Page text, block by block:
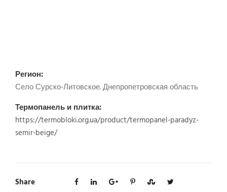
Регион:
Село Сурско-Литовское. Днепропетровская область
Термопанель и плитка:
https://termobloki.org.ua/product/termopanel-paradyz-
semir-beige/
Share